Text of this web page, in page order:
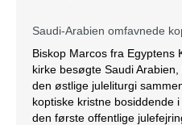
Saudi-Arabien omfavnede
Biskop Marcos fra Egyptens
kirke besøgte Saudi
den østlige juleliturgi
koptiske kristne bosiddende
den første offentlige